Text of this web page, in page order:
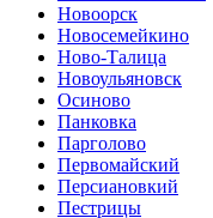
Новоорск
Новосемейкино
Ново-Талица
Новоульяновск
Осиново
Панковка
Парголово
Первомайский
Персиановкий
Пестрицы